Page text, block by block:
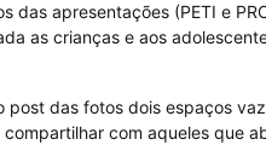
das apresentações (PETI e
as crianças e aos
post das fotos dois espaços
compartilhar com aqueles que